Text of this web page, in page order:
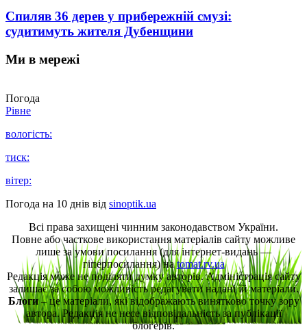
Спиляв 36 дерев у прибережній смузі:
судитимуть жителя Дубенщини
Ми в мережі
Погода
Рівне
вологість:
тиск:
вітер:
Погода на 10 днів від sinoptik.ua
Всі права захищені чинним законодавством України.
Повне або часткове використання матеріалів сайту можливе
лише за умови посилання (для інтернет-видань —
гіперпосилання) наtomat.rv.ua
Редакція може не поділяти думку авторів. Адміністрація сайту
залишає за собою можливість редагувати надані їй матеріали.
Блоги– це матеріали, які відображають винятково точку зору
автора. Редакція не несе відповідальність за публікації
блогерів.